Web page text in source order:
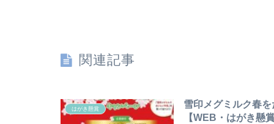
関連記事
はがき懸賞
雪印メグミルク春
【WEB・はがき懸